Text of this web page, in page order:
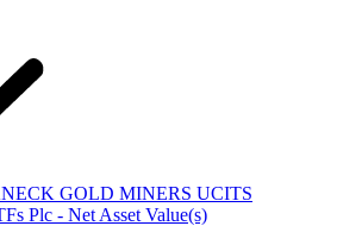
GOLD MINERS UCITS
Plc - Net Asset Value(s)